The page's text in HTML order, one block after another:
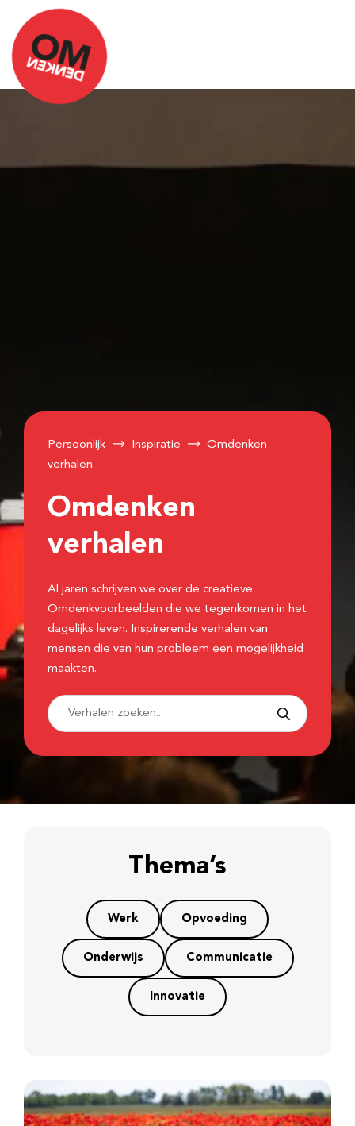
Persoonlijk Inspiratie
Omdenken
verhalen
Omdenken
verhalen
Al jaren schrijven we over de creatieve
Omdenkvoorbeelden die we tegenkomen in het
dagelijks leven. Inspirerende verhalen van
mensen die van hun probleem een mogelijkheid
maakten.
Thema’s
Werk Opvoeding
Onderwijs Communicatie
Innovatie